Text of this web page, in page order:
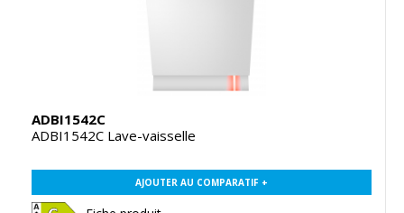
ADBI1542C
ADBI1542C Lave-vaisselle
AJOUTER AU COMPARATIF +